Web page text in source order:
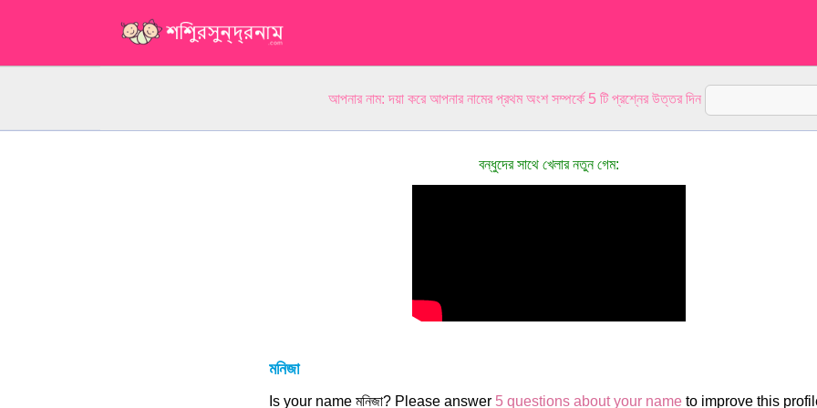
আপনার নাম: দয়া করে আপনার নামের প্রথম অংশ সম্পর্কে 5 টি প্রশ্নের উত্তর দিন
বন্ধুদের সাথে খেলার নতুন গেম:
মনিজা
Is your name মনিজা? Please answer 5 questions about your nameto improve this